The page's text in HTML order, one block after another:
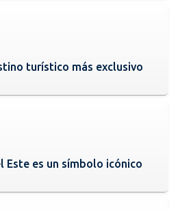
turístico más exclusivo
Este es un símbolo icónico